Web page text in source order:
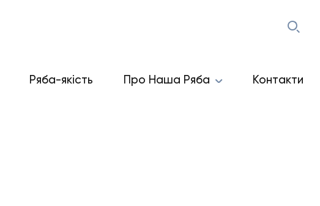
Ряба-якість Про Наша Ряба Контакти